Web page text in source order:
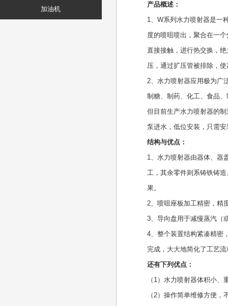
加油机
产品概述：
1、W系列水力喷射器是一
度的喷咀喷出，聚合在一
直接接触，进行热交换，
压，通过扩压管被排除，
2、水力喷射器应用极为广
制糖、制药、化工、食品
但目前生产水力喷射器的
泵进水，低位安装，只需
结构与优点：
1、水力喷射器由器体、器
工，其余零件则系铸铁铸
果。
2、喷咀座板加工精密，精
3、导向盘用于减慢蒸汽（
4、整个装置结构紧凑精密
完成，大大地简化了工艺
还有下列优点：
（1）水力喷射器体积小
（2）操作简单维修方便